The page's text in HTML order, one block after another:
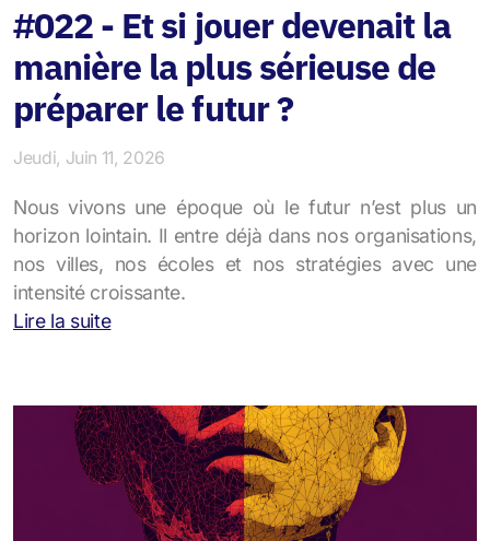
#022 - Et si jouer devenait la
manière la plus sérieuse de
préparer le futur ?
Jeudi, Juin 11, 2026
Nous vivons une époque où le futur n’est plus un
horizon lointain. Il entre déjà dans nos organisations,
nos villes, nos écoles et nos stratégies avec une
intensité croissante.
Lire la suite